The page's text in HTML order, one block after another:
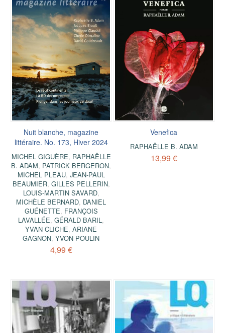
Nuit blanche, magazine
littéraire. No. 173, Hiver 2024
MICHEL GIGUÈRE, RAPHAËLLE
B. ADAM, PATRICK BERGERON,
MICHEL PLEAU, JEAN-PAUL
BEAUMIER, GILLES PELLERIN,
LOUIS-MARTIN SAVARD,
MICHÈLE BERNARD, DANIEL
GUÉNETTE, FRANÇOIS
LAVALLÉE,GÉRALD BARIL,
YVAN CLICHE,ARIANE
GAGNON,YVON POULIN
4,99 €
Venefica
RAPHAËLLE B. ADAM
13,99 €